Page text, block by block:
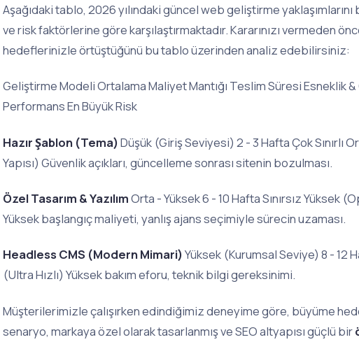
Aşağıdaki tablo, 2026 yılındaki güncel web geliştirme
ve risk faktörlerine göre karşılaştırmaktadır. Kararınızı vermeden
hedeflerinizle örtüştüğünü bu tablo üzerinden analiz edebilirsiniz:
Geliştirme Modeli Ortalama Maliyet Mantığı Teslim Süresi Esneklik
Performans En Büyük Risk
Hazır Şablon (Tema) Düşük (Giriş Seviyesi) 2 - 3 Hafta Çok Sınırlı
Yapısı) Güvenlik açıkları, güncelleme sonrası sitenin bozulması.
Özel Tasarım & YazılımOrta - Yüksek 6 - 10 Hafta Sınırsız Yüksek
Yüksek başlangıç maliyeti, yanlış ajans seçimiyle sürecin uzaması.
Headless CMS (Modern Mimari) Yüksek (Kurumsal Seviye) 8 - 12
(Ultra Hızlı) Yüksek bakım eforu, teknik bilgi gereksinimi.
Müşterilerimizle çalışırken edindiğimiz deneyime göre, büyüme
senaryo, markaya özel olarak tasarlanmış ve SEO altyapısı güçlü bir